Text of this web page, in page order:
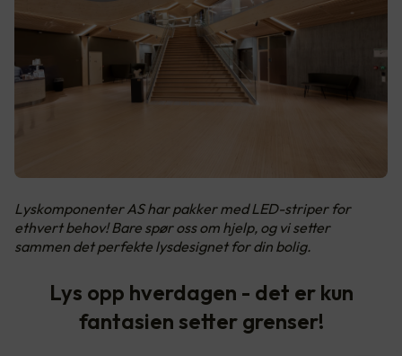
Lyskomponenter AS har pakker med LED-striper for
ethvert behov! Bare spør oss om hjelp, og vi setter
sammen det perfekte lysdesignet for din bolig.
Lys opp hverdagen - det er kun
fantasien setter grenser!